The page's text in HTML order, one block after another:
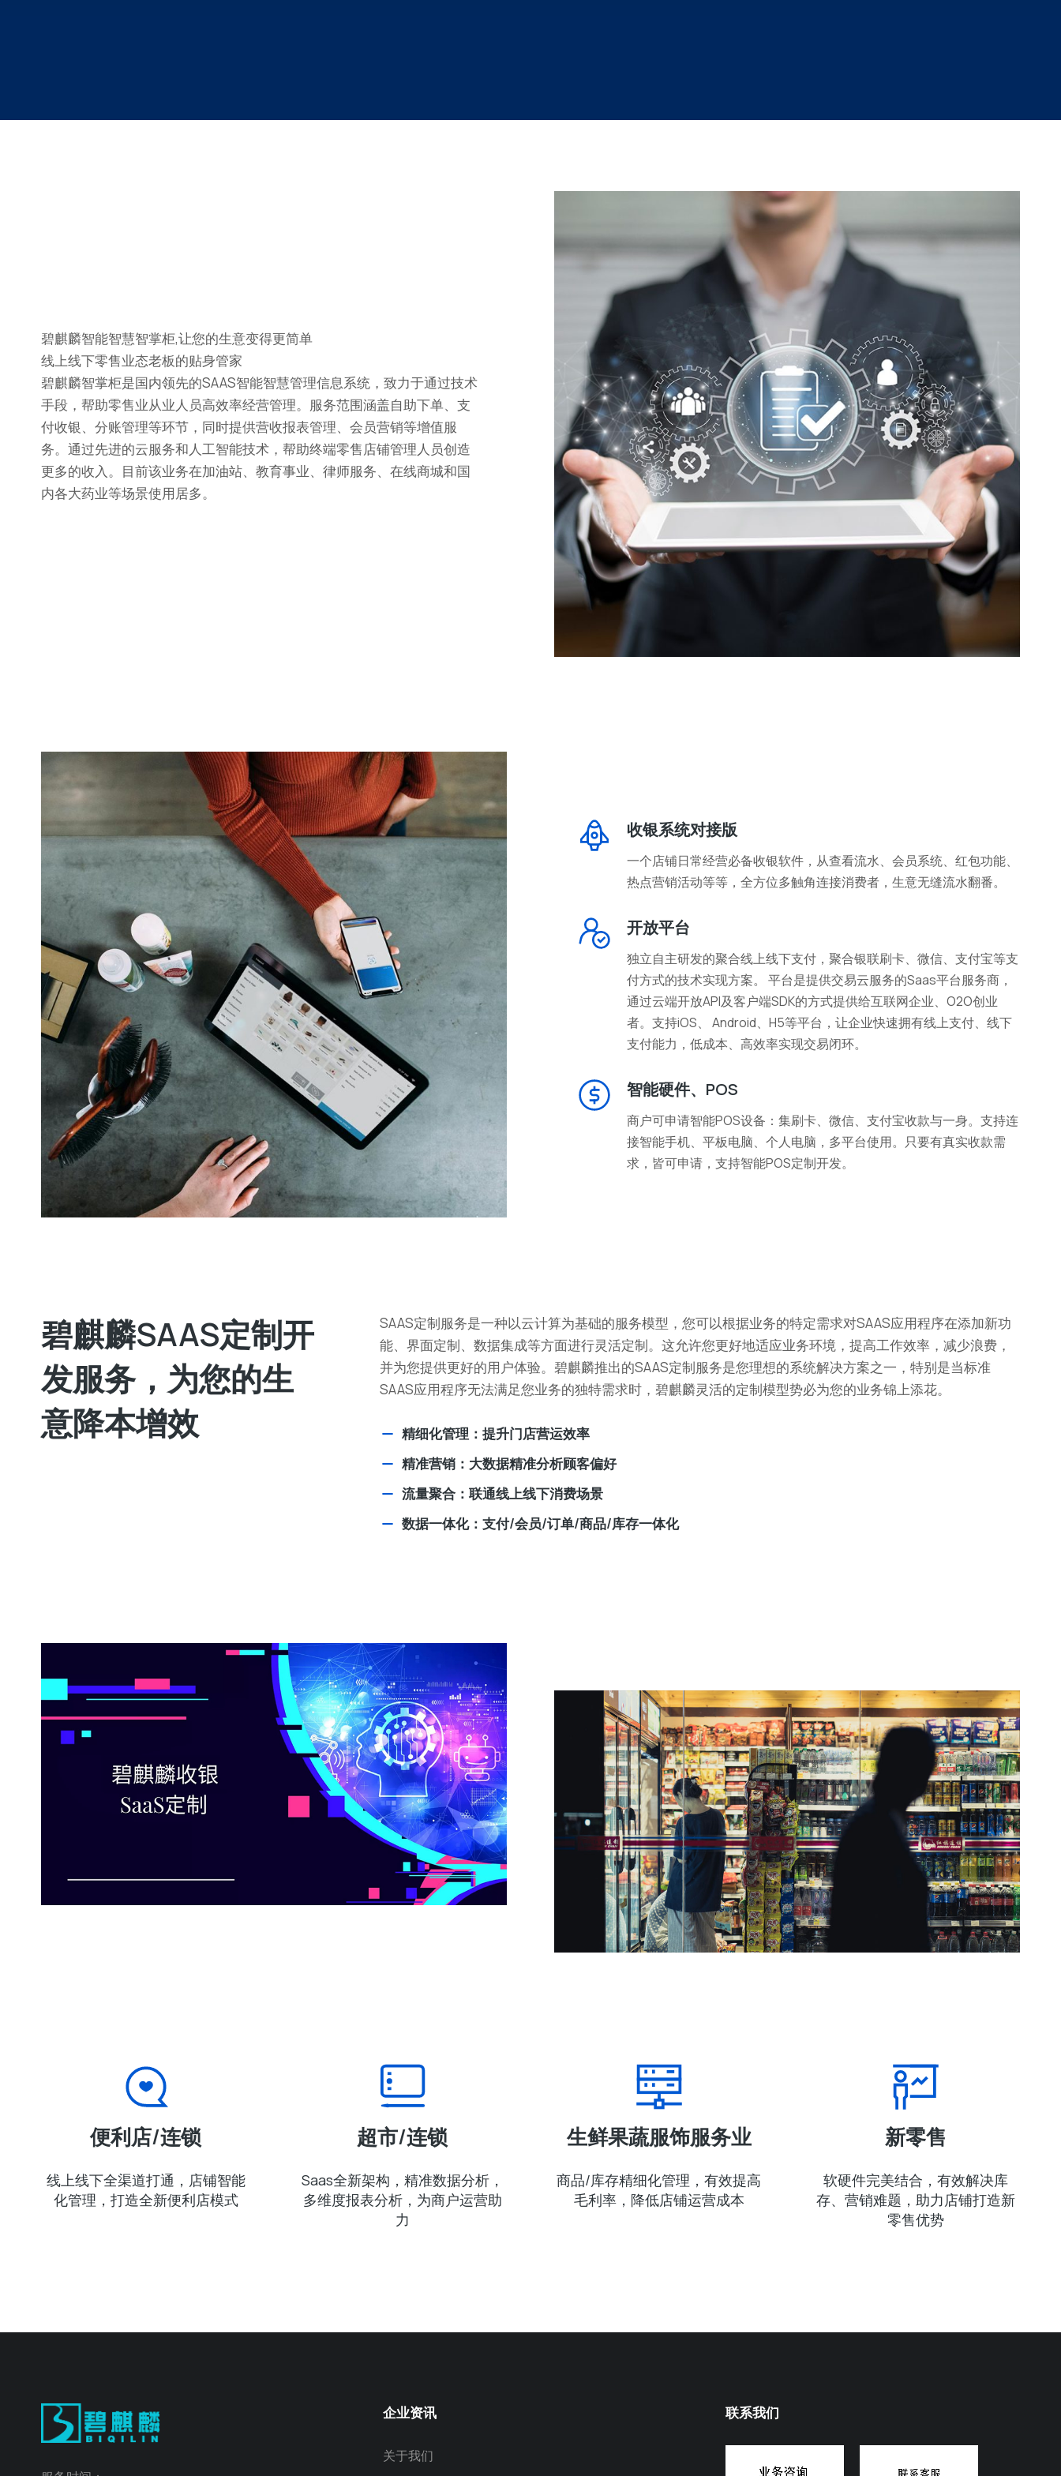
碧麒麟智能智慧智掌柜,让您的生意变得更简单
线上线下零售业态老板的贴身管家
碧麒麟智掌柜是国内领先的SAAS智能智慧管理信息系统，致力于通过技术
手段，帮助零售业从业人员高效率经营管理。服务范围涵盖自助下单、支
付收银、分账管理等环节，同时提供营收报表管理、会员营销等增值服
务。通过先进的云服务和人工智能技术，帮助终端零售店铺管理人员创造
更多的收入。目前该业务在加油站、教育事业、律师服务、在线商城和国
内各大药业等场景使用居多。
收银系统对接版
一个店铺日常经营必备收银软件，从查看流水、会员系统、红包功能、
热点营销活动等等，全方位多触角连接消费者，生意无缝流水翻番。
开放平台
独立自主研发的聚合线上线下支付，聚合银联刷卡、微信、支付宝等支
付方式的技术实现方案。 平台是提供交易云服务的Saas平台服务商，
通过云端开放API及客户端SDK的方式提供给互联网企业、O2O创业
者。支持iOS、 Android、H5等平台，让企业快速拥有线上支付、线下
支付能力，低成本、高效率实现交易闭环。
智能硬件、POS
商户可申请智能POS设备：集刷卡、微信、支付宝收款与一身。支持连
接智能手机、平板电脑、个人电脑，多平台使用。只要有真实收款需
求，皆可申请，支持智能POS定制开发。
碧麒麟SAAS定制开
发服务，为您的生
意降本增效
SAAS定制服务是一种以云计算为基础的服务模型，您可以根据业务的特定需求对SAAS应用程序在添加新功
能、界面定制、数据集成等方面进行灵活定制。这允许您更好地适应业务环境，提高工作效率，减少浪费，
并为您提供更好的用户体验。碧麒麟推出的SAAS定制服务是您理想的系统解决方案之一，特别是当标准
SAAS应用程序无法满足您业务的独特需求时，碧麒麟灵活的定制模型势必为您的业务锦上添花。
精细化管理：提升门店营运效率
精准营销：大数据精准分析顾客偏好
流量聚合：联通线上线下消费场景
数据一体化：支付/会员/订单/商品/库存一体化
便利店/连锁
线上线下全渠道打通，店铺智能
化管理，打造全新便利店模式
超市/连锁
Saas全新架构，精准数据分析，
多维度报表分析，为商户运营助
力
生鲜果蔬服饰服务业
商品/库存精细化管理，有效提高
毛利率，降低店铺运营成本
新零售
软硬件完美结合，有效解决库
存、营销难题，助力店铺打造新
零售优势
企业资讯
关于我们
联系我们